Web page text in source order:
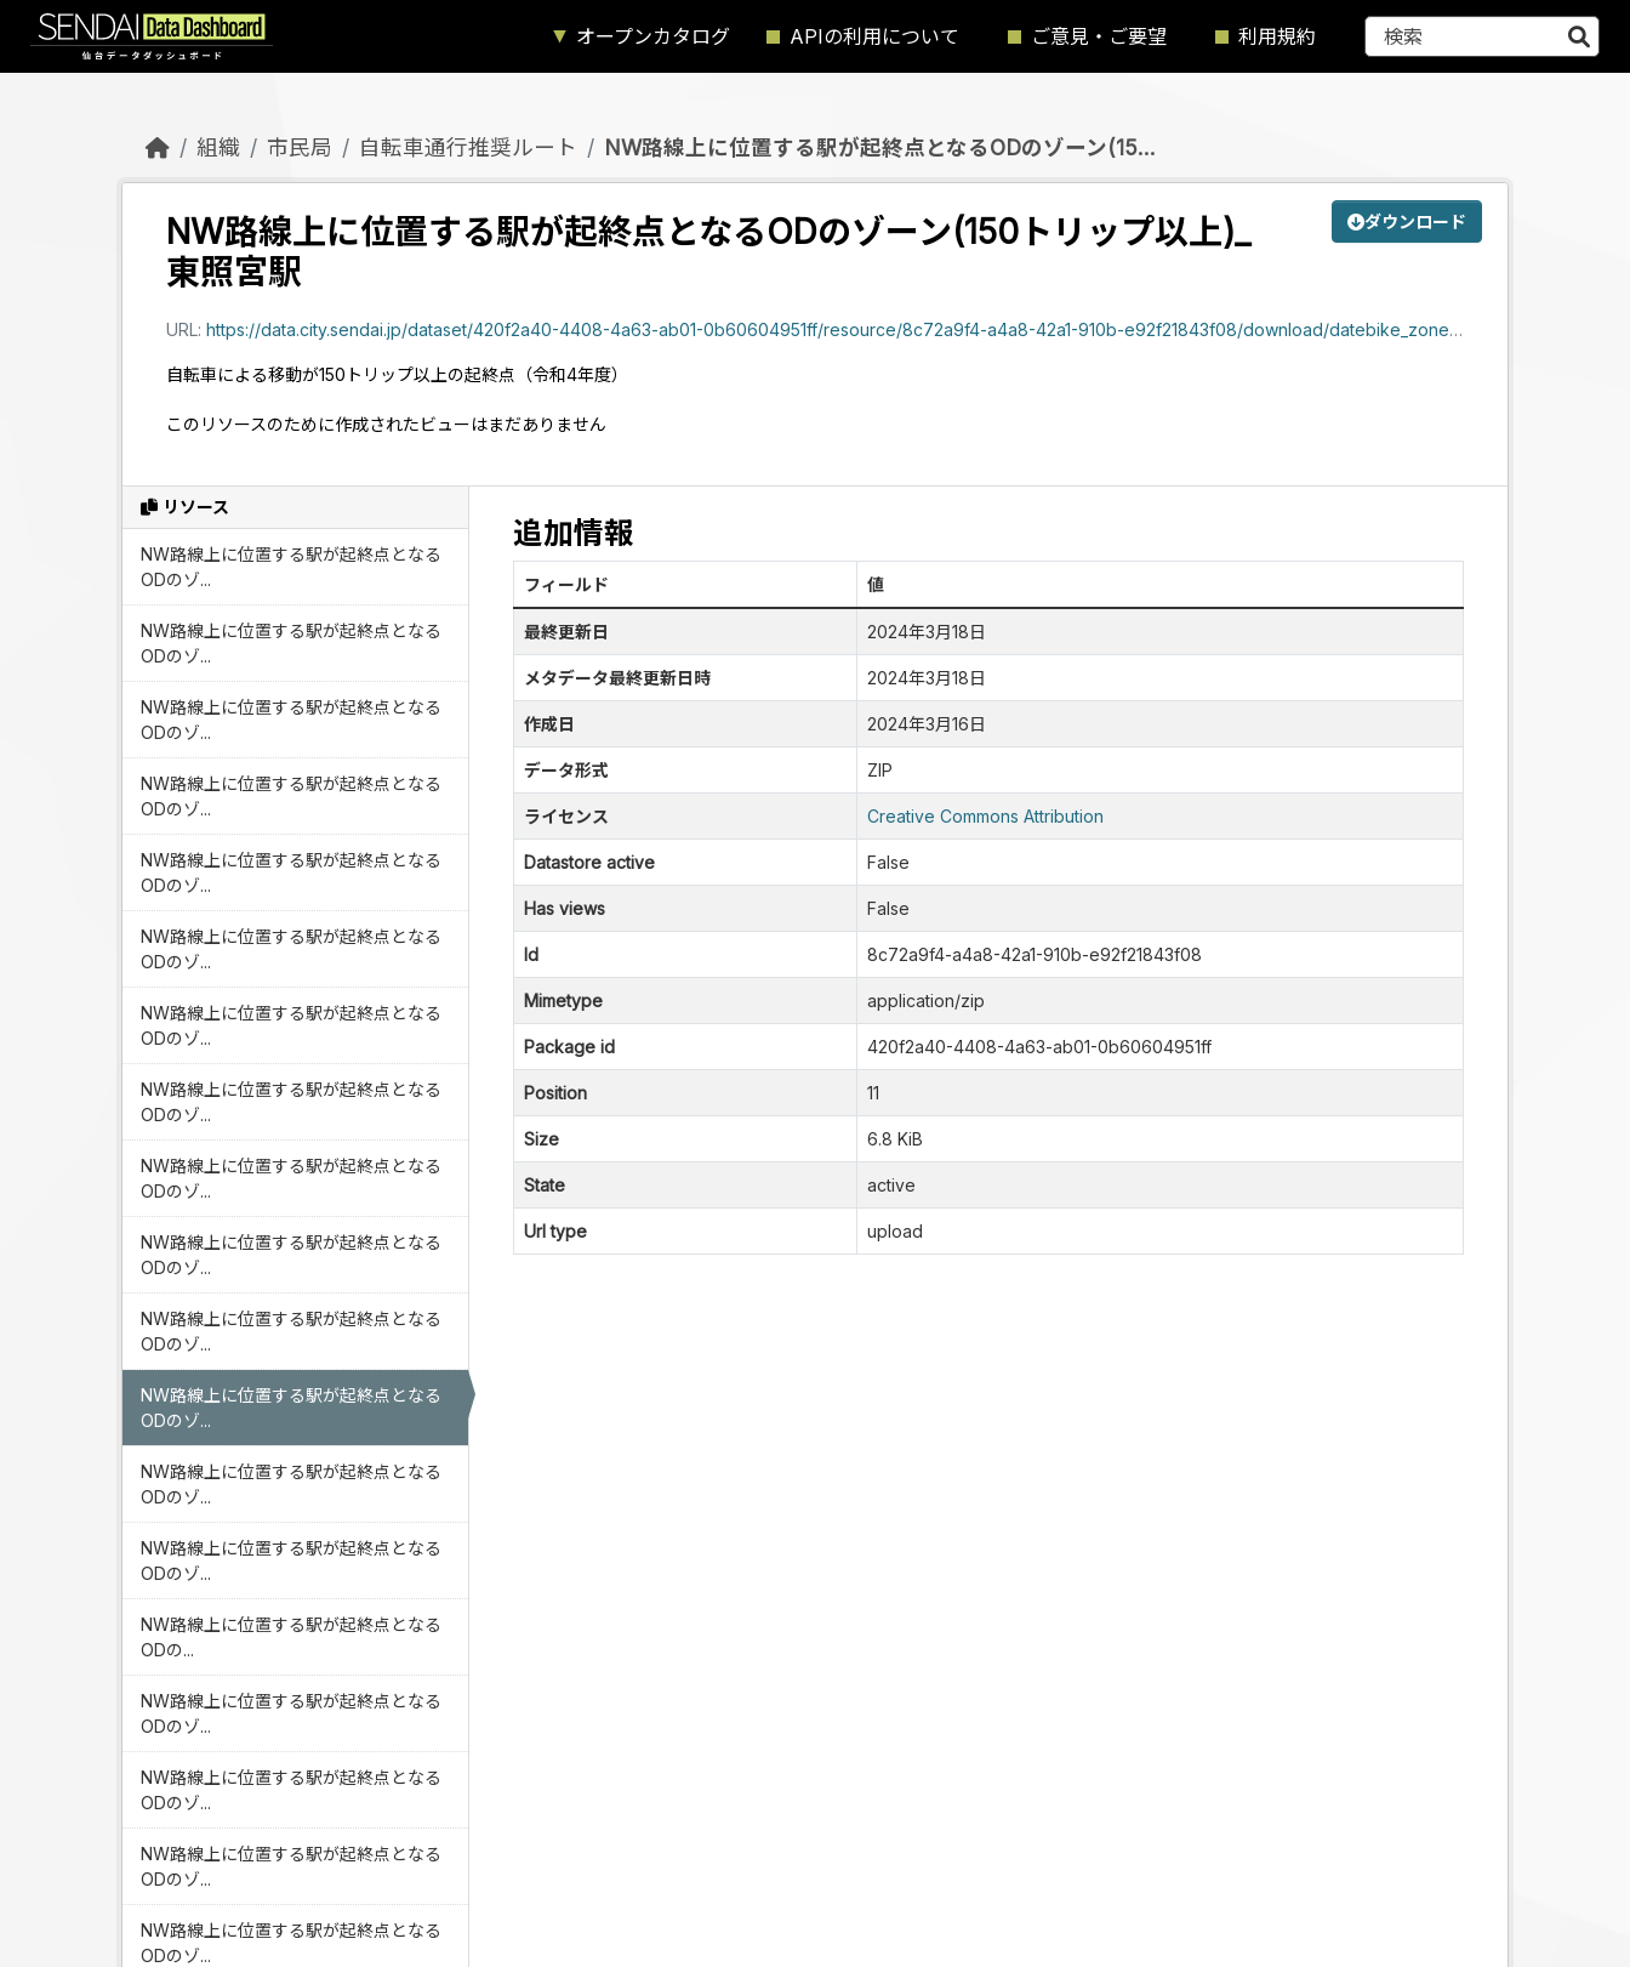
Skip to main content
オープンカタログ APIの利用について ご意見・ご要望 利用規約
組織 市民局 自転車通行推奨ルート NW路線上に位置する駅が起終点となるODのゾーン(15...
ダウンロード
NW路線上に位置する駅が起終点となるODのゾーン(150トリップ以上)_
東照宮駅
URL: https://data.city.sendai.jp/dataset/420f2a40-4408-4a63-ab01-0b60604951ff/resource/8c72a9f4-a4a8-42a1-910b-e92f21843f08/download/datebike_zone_tousyougu.zip
自転車による移動が150トリップ以上の起終点（令和4年度）
このリソースのために作成されたビューはまだありません
リソース
NW路線上に位置する駅が起終点となる
ODのゾ...
NW路線上に位置する駅が起終点となる
ODのゾ...
NW路線上に位置する駅が起終点となる
ODのゾ...
NW路線上に位置する駅が起終点となる
ODのゾ...
NW路線上に位置する駅が起終点となる
ODのゾ...
NW路線上に位置する駅が起終点となる
ODのゾ...
NW路線上に位置する駅が起終点となる
ODのゾ...
NW路線上に位置する駅が起終点となる
ODのゾ...
NW路線上に位置する駅が起終点となる
ODのゾ...
NW路線上に位置する駅が起終点となる
ODのゾ...
NW路線上に位置する駅が起終点となる
ODのゾ...
NW路線上に位置する駅が起終点となる
ODのゾ...
NW路線上に位置する駅が起終点となる
ODのゾ...
NW路線上に位置する駅が起終点となる
ODのゾ...
NW路線上に位置する駅が起終点となる
ODの...
NW路線上に位置する駅が起終点となる
ODのゾ...
NW路線上に位置する駅が起終点となる
ODのゾ...
NW路線上に位置する駅が起終点となる
ODのゾ...
NW路線上に位置する駅が起終点となる
ODのゾ...
追加情報
フィールド 値
最終更新日 2024年3月18日
メタデータ最終更新日時 2024年3月18日
作成日 2024年3月16日
データ形式 ZIP
ライセンス Creative Commons Attribution
Datastore active False
Has views False
Id 8c72a9f4-a4a8-42a1-910b-e92f21843f08
Mimetype application/zip
Package id 420f2a40-4408-4a63-ab01-0b60604951ff
Position 11
Size 6.8 KiB
State active
Url type upload